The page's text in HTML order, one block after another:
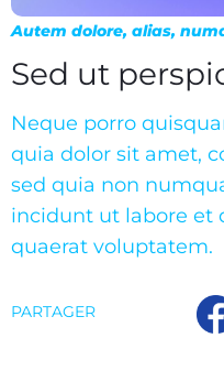
Autem dolore, alias,
Sed ut
Neque porro
quia dolor sit amet,
sed quia non
incidunt ut labore et
quaerat voluptatem.
PARTAGER